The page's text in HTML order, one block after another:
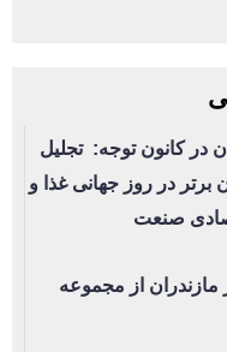
در کانون توجه: تجلیل
برتر در روز جهانی غذا و
صنعت
مازندران از مجموعه